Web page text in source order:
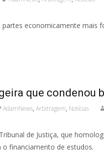
economicamente
que condenou
AdamNews, Arbitragem, Notícias
de Justiça, que
financiamento de estudos.